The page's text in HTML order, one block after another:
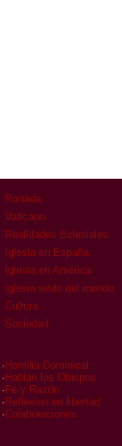
Portada
Vaticano
Realidades Eclesiales
Iglesia en España
Iglesia en América
Iglesia resto del mundo
Cultura
Sociedad
· Homilia Dominical
· Hablan los Obispos
· Fe y Razón
· Reflexion en libertad
·Colaboraciones